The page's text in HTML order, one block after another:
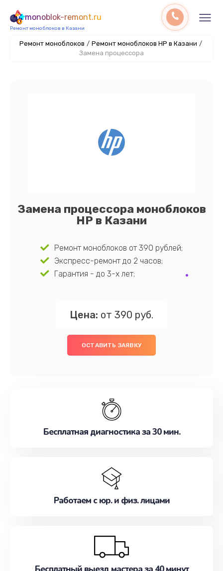
monoblok-remont.ru
Ремонт моноблоков в Казани
Ремонт моноблоков / Ремонт моноблоков HP в Казани /
Замена процессора
Замена процессора моноблоков
HP в Казани
Ремонт моноблоков от 390 рублей;
Экспресс-ремонт до 2 часов;
Гарантия - до 3-х лет;
Цена: от 390 руб.
ОСТАВИТЬ ЗАЯВКУ
Бесплатная диагностика за 30 мин.
Работаем с юр. и физ. лицами